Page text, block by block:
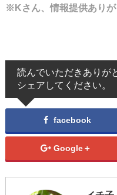
※Kさん、情報提供あり
読んでいただきありが
シェアしてください。
facebook
Google＋